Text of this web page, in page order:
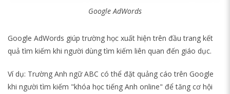
Google AdWords
Google AdWords giúp trường học xuất hiện trên đầu trang kết
quả tìm kiếm khi người dùng tìm kiếm liên quan đến giáo dục.
Ví dụ: Trường Anh ngữ ABC có thể đặt quảng cáo trên Google
khi người tìm kiếm "khóa học tiếng Anh online" để tăng cơ hội